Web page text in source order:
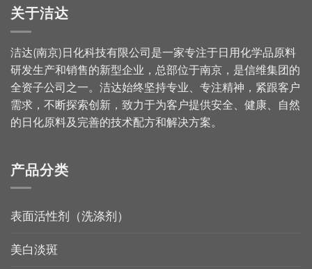
关于洁达
洁达(南京)日化科技有限公司是一家专注于日用化学品原料
研发生产和销售的新型企业，总部位于南京，是信维集团的
全资子公司之一。洁达始终坚持专业、专注精神，紧跟客户
需求，不断探索创新，致力于为客户提供安全、健康、自然
的日化原料及完善的技术配方和解决方案。
产品分类
表面活性剂（洗涤剂）
美白淡斑